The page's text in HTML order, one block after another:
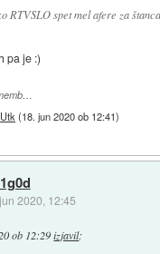
RTVSLO spet mel afere za
pa je :)
Utk (18. jun 2020 ob 12:41)
2020, 12:45
ob 12:29 izjavil: